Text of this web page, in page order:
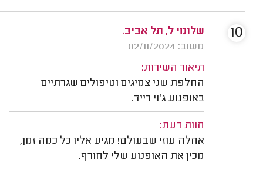
שלומי ל, תל אביב.
משוב: 02/11/2024
תיאור השירות:
החלפת שני צמיגים וטיפולים שגרתיים
באופנוע ג'וי רייד.
חוות דעת:
אחלה עוזי שבעולם! מגיע אליו כל כמה זמן,
מכין את האופנוע שלי לחורף.
10